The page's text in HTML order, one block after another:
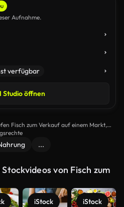
Aufnahme.
verfügbar
Studio öffnen
Fisch zum Verkauf auf einem Markt,
...
von Fisch zum
iStock iStock